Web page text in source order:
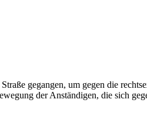
gegangen, um gegen die
der Anständigen, die sich